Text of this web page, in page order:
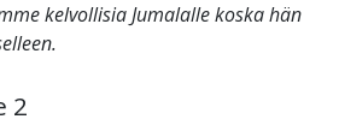
kelvollisia Jumalalle koska hän
2